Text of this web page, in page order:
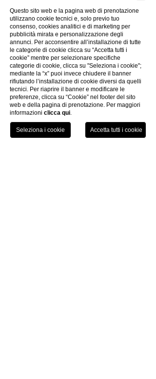
CONTACTS
PHOTOGALLERY
CREATIVITY
PRIVACY POLICY
COOKIES POLICY
THE GROUP
WORK WITH US
ELECTRONIC BILLING
COVID-19 INFO
Questo sito web e la pagina web di prenotazione
utilizzano cookie tecnici e, solo previo tuo
consenso, cookies analitici e di marketing per
pubblicità mirata e personalizzazione degli
annunci. Per acconsentire all’installazione di tutte
le categorie di cookie clicca su “Accetta tutti i
cookie” mentre per selezionare specifiche
categorie di cookie, clicca su "Seleziona i cookie";
mediante la “x” puoi invece chiudere il banner
rifiutando l’installazione di cookie diversi da quelli
tecnici. Per riaprire il banner e modificare le
preferenze, clicca su “Cookie” nel footer del sito
web e della pagina di prenotazione. Per maggiori
informazioni clicca qui.